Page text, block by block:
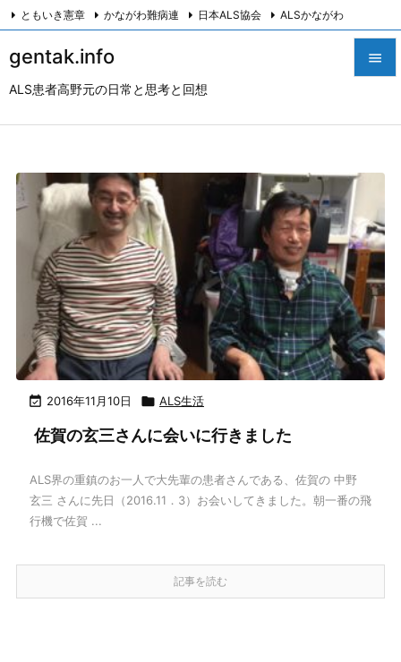
gentak.info
ALS患者高野元の日常と思考と回想


次へ

検索
ともいき憲章 かながわ難病連 日本ALS協会 ALSかながわ
 2016年11月10日  ALS生活
佐賀の玄三さんに会いに行きました
ALS界の重鎮のお一人で大先輩の患者さんである、佐賀の 中野
玄三 さんに先日（2016.11．3）お会いしてきました。朝一番の飛
行機で佐賀 ...
記事を読む